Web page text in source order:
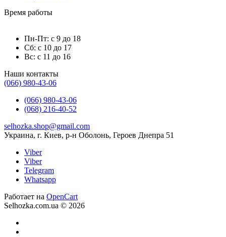
Время работы
Пн-Пт: с 9 до 18
Сб: с 10 до 17
Вс: с 11 до 16
Наши контакты
(066) 980-43-06
(066) 980-43-06
(068) 216-40-52
selhozka.shop@gmail.com
Украина, г. Киев, р-н Оболонь, Героев Днепра 51
Viber
Viber
Telegram
Whatsapp
Работает на OpenCart
Selhozka.com.ua © 2026